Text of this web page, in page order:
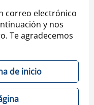
correo electrónico
y nos
Te agradecemos
de inicio